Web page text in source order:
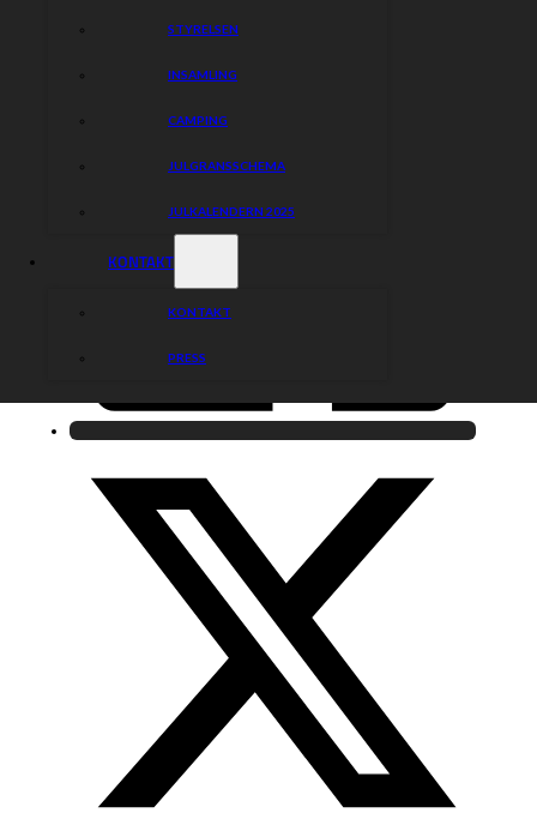
STYRELSEN
INSAMLING
CAMPING
JULGRANSSCHEMA
JULKALENDERN 2025
KONTAKT
KONTAKT
PRESS